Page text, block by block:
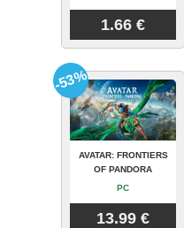
1.66 €
AVATAR: FRONTIERS
OF PANDORA
PC
13.99 €
-53%